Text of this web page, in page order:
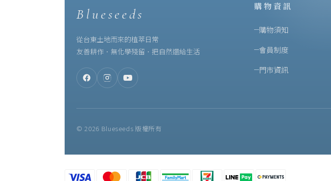
Blueseeds
從台東土地而來的植萃日常
友善耕作．無化學殘留．把自然還給生活
購物資訊
購物須知
會員制度
門市資訊
© 2026 Blueseeds 版權所有